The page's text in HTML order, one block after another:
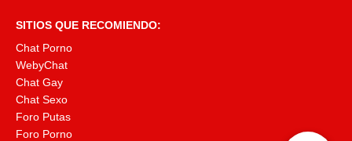
SITIOS QUE RECOMIENDO:
Chat Porno
WebyChat
Chat Gay
Chat Sexo
Foro Putas
Foro Porno